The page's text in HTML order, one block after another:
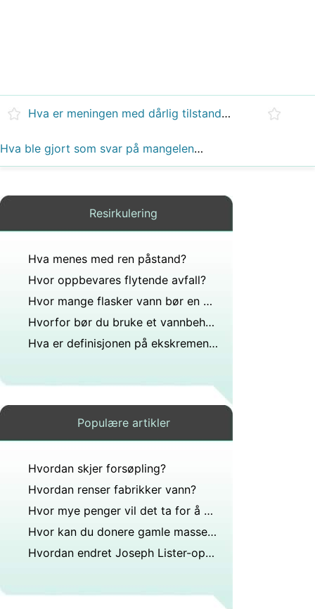
Hva er meningen med dårlig tilstandsreparasjon?
Hva ble gjort som svar på mangelen på sanitærforhold?
Resirkulering
Hva menes med ren påstand?
Hvor oppbevares flytende avfall?
Hvor mange flasker vann bør en gjennomsnittlig person drikke i løpet av en dag?
Hvorfor bør du bruke et vannbehandlingssystem for hele huset?
Hva er definisjonen på ekskrementer og avløpsvann?
Populære artikler
Hvordan skjer forsøpling?
Hvordan renser fabrikker vann?
Hvor mye penger vil det ta for å gi rent vann hele verden, og hvor er dette behovet?
Hvor kan du donere gamle massekort?
Hvordan endret Joseph Lister-oppfinnelsen livet i USA for daglige forbrukere?